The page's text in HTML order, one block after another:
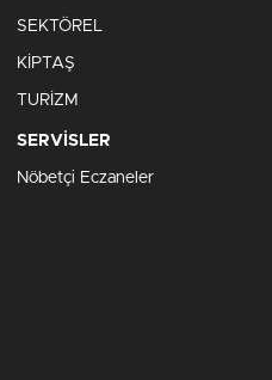
SEKTÖREL
KİPTAŞ
TURİZM
SERVİSLER
Nöbetçi Eczaneler